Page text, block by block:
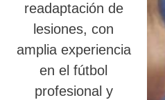
readaptación de
lesiones, con
amplia experiencia
en el fútbol
profesional y